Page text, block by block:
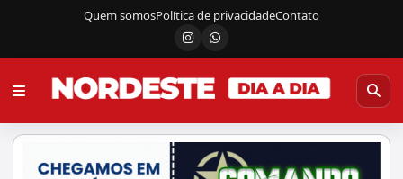
Quem somosPolítica de privacidadeContato
InstagramCanal do WhatsApp